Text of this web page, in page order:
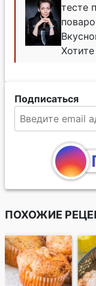
тесте
Подписаться
ПОХОЖИЕ